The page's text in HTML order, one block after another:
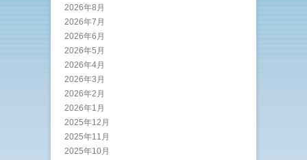
2026年8月
2026年7月
2026年6月
2026年5月
2026年4月
2026年3月
2026年2月
2026年1月
2025年12月
2025年11月
2025年10月